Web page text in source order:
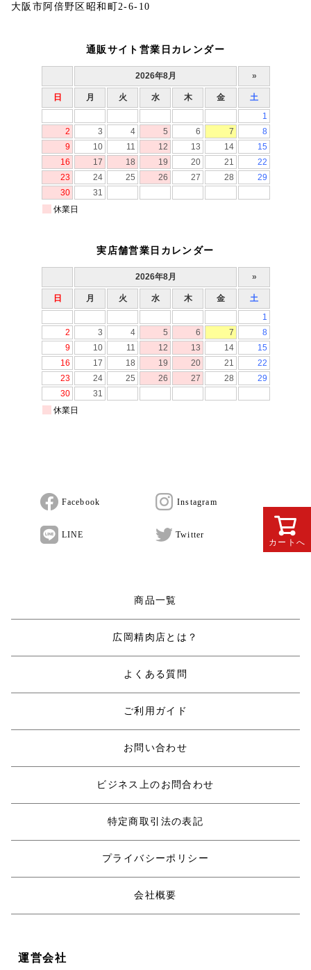
カートへ
大阪市阿倍野区昭和町2-6-10
通販サイト営業日カレンダー
実店舗営業日カレンダー
Facebook Instagram
LINE Twitter
商品一覧
広岡精肉店とは？
よくある質問
ご利用ガイド
お問い合わせ
ビジネス上のお問合わせ
特定商取引法の表記
プライバシーポリシー
会社概要
運営会社